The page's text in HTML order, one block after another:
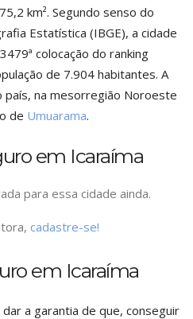
km². Segundo senso do
Estatística (IBGE), a cidade
colocação do ranking
de 7.904 habitantes. A
país, na mesorregião Noroeste
de Umuarama.
em Icaraíma
para essa cidade ainda.
cadastre-se!
em Icaraíma
a garantia de que, conseguir